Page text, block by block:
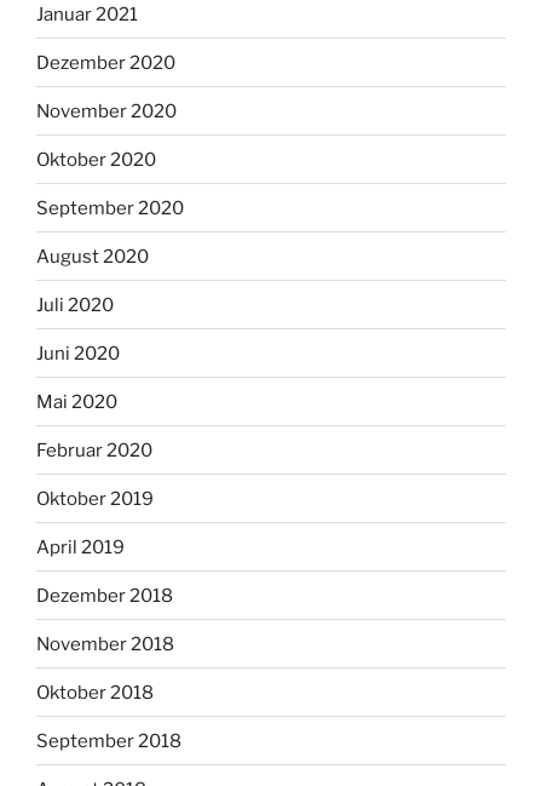
Januar 2021
Dezember 2020
November 2020
Oktober 2020
September 2020
August 2020
Juli 2020
Juni 2020
Mai 2020
Februar 2020
Oktober 2019
April 2019
Dezember 2018
November 2018
Oktober 2018
September 2018